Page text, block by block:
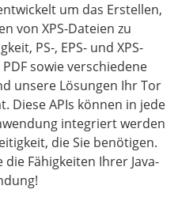
um das Erstellen,
von XPS-Dateien zu
PS-, EPS- und XPS-
sowie verschiedene
unsere Lösungen Ihr Tor
Diese APIs können in jede
integriert werden
die Sie benötigen.
Fähigkeiten Ihrer Java-